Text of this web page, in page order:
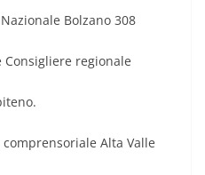
Bolzano 308
Consigliere regionale
Alta Valle